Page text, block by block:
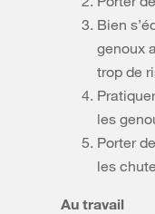
Bien
genoux
trop de
les
Porter
les
Au travail